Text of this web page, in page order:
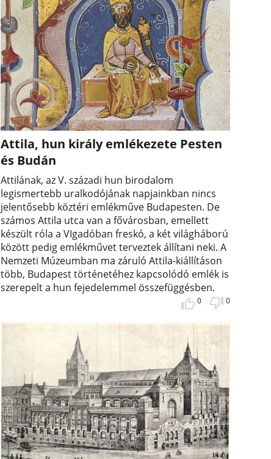
Attila, hun király emlékezete Pesten
és Budán
Attilának, az V. századi hun birodalom
legismertebb uralkodójának napjainkban nincs
jelentősebb köztéri emlékműve Budapesten. De
számos Attila utca van a fővárosban, emellett
készült róla a VIgadóban freskó, a két világháború
között pedig emlékművet terveztek állítani neki. A
Nemzeti Múzeumban ma záruló Attila-kiállításon
több, Budapest történetéhez kapcsolódó emlék is
szerepelt a hun fejedelemmel összefüggésben.
0 0